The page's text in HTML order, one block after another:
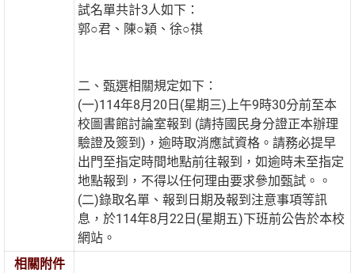
試名單共計3人如下：
郭○君、陳○穎、徐○祺
二、甄選相關規定如下：
(一)114年8月20日(星期三)上午9時30分前至本
校圖書館討論室報到 (請持國民身分證正本辦理
驗證及簽到)，逾時取消應試資格。請務必提早
出門至指定時間地點前往報到，如逾時未至指定
地點報到，不得以任何理由要求參加甄試。。
(二)錄取名單、報到日期及報到注意事項等訊
息，於114年8月22日(星期五)下班前公告於本校
網站。
相關附件